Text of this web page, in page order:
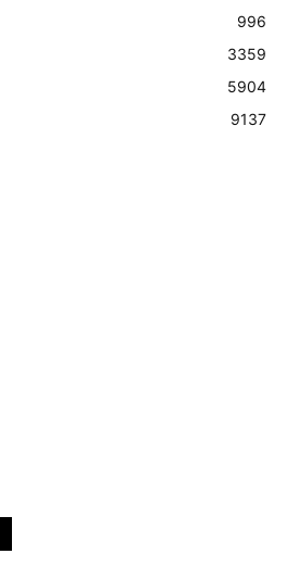
996
3359
5904
9137